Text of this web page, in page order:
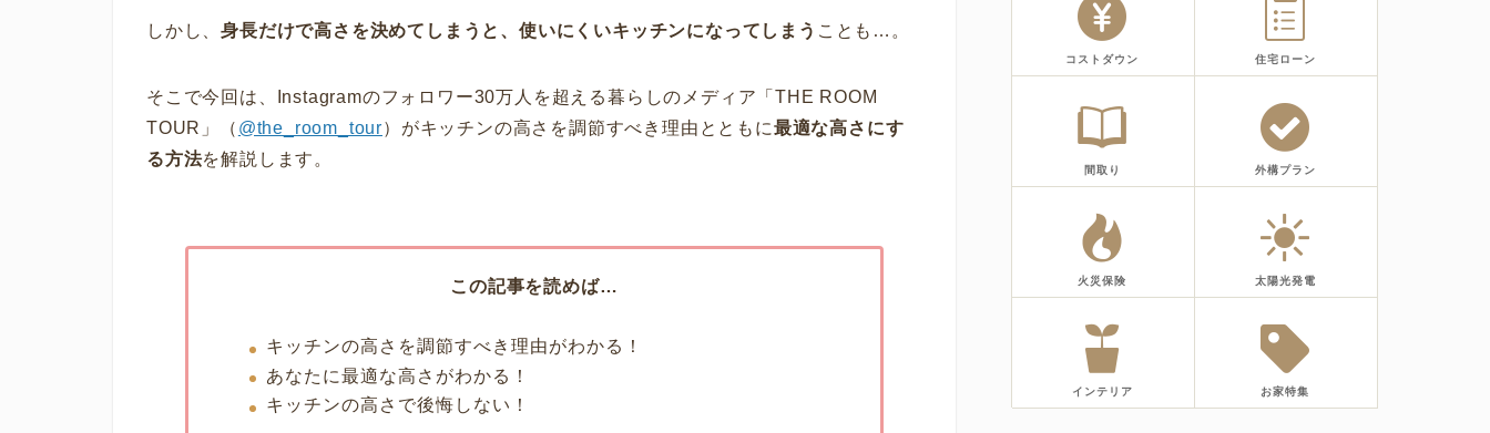
しかし、身長だけで高さを決めてしまうと、使いにくいキッチンになってしまう ことも…。
そこで今回は、Instagramのフォロワー30万人を超える暮らしのメディア「THE ROOM
TOUR」（ @the_room_tour）がキッチンの高さを調節すべき理由とともに最適な高さにす
る方法を解説します。
この記事を読めば…
キッチンの高さを調節すべき理由がわかる！
あなたに最適な高さがわかる！
キッチンの高さで後悔しない！
コストダウン 住宅ローン
間取り 外構プラン
火災保険 太陽光発電
インテリア お家特集